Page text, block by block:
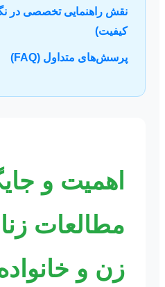
نقش راهنمایی تخصصی در
کیفیت)
پرسش‌های متداول (FAQ)
اهمیت و
مطالعات
زن و